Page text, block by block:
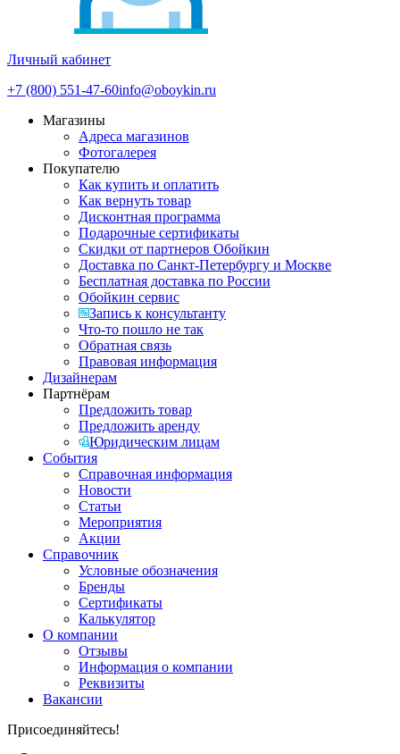
Личный кабинет
+7 (800) 551-47-60info@oboykin.ru
Магазины
Адреса магазинов
Фотогалерея
Покупателю
Как купить и оплатить
Как вернуть товар
Дисконтная программа
Подарочные сертификаты
Скидки от партнеров Обойкин
Доставка по Санкт-Петербургу и Москве
Бесплатная доставка по России
Обойкин сервис
Запись к консультанту
Что-то пошло не так
Обратная связь
Правовая информация
Дизайнерам
Партнёрам
Предложить товар
Предложить аренду
Юридическим лицам
События
Справочная информация
Новости
Статьи
Мероприятия
Акции
Справочник
Условные обозначения
Бренды
Сертификаты
Калькулятор
О компании
Отзывы
Информация о компании
Реквизиты
Вакансии
Присоединяйтесь!